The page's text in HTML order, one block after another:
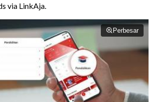
via LinkAja.
Perbesar